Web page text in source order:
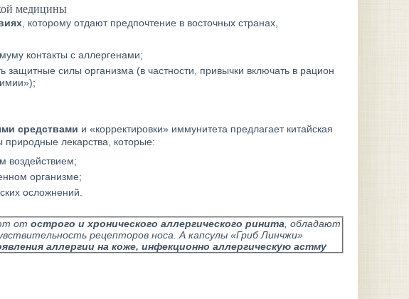
медицины
, которому отдают предпочтение в восточных странах,
контакты с аллергенами;
защитные силы организма (в частности, привычки включать в рацион
средствами и «корректировки» иммунитета предлагает китайская
лекарства, которые:
воздействием;
организме;
осложнений.
от острого и хронического аллергического ринита , обладают
рецепторов носа. А капсулы «Гриб Линчжи»
аллергии на коже, инфекционно аллергическую астму